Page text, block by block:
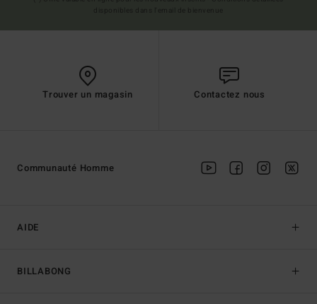
Trouver un magasin Contactez nous
AIDE
BILLABONG
Communauté Homme